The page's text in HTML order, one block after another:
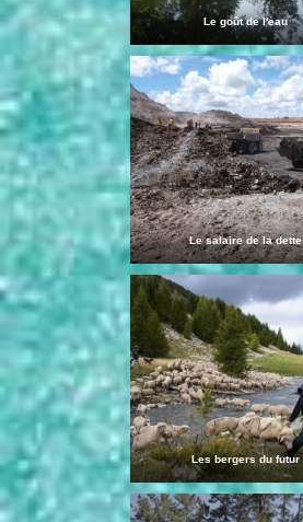
Le goût de l'eau
Le salaire de la dette
Les bergers du futur